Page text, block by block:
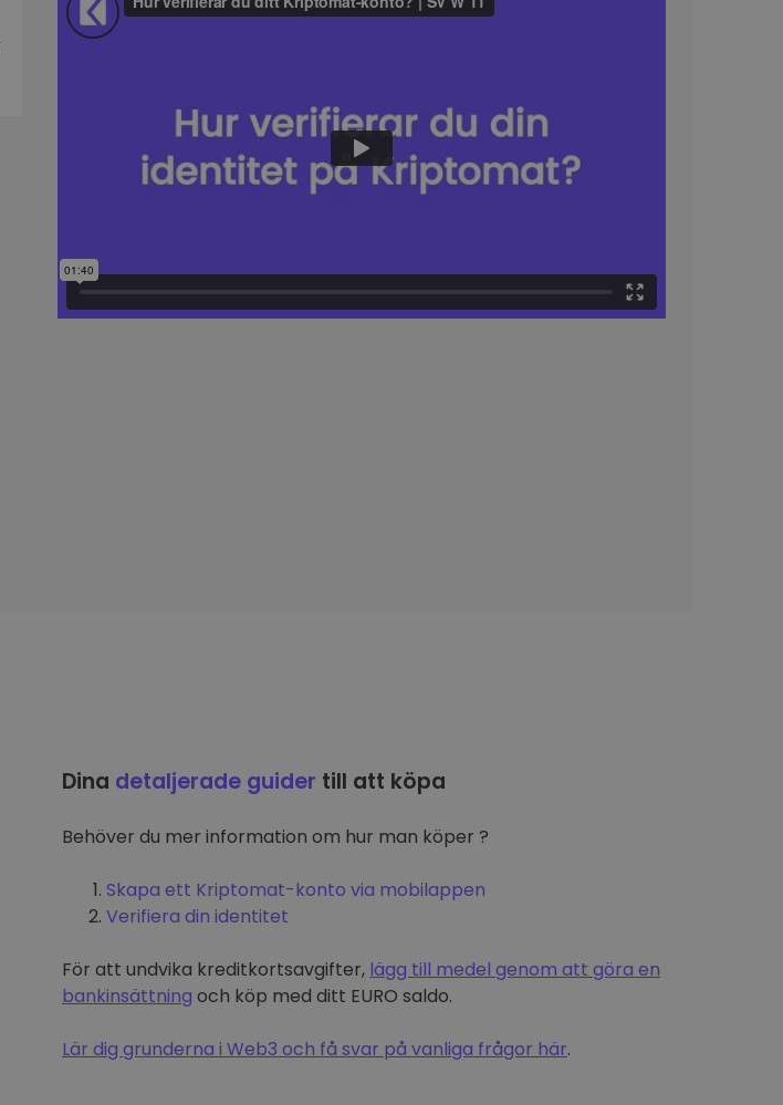
Dina detaljerade guider till att köpa
Behöver du mer information om hur man köper ?
Skapa ett Kriptomat-konto via mobilappen
Verifiera din identitet
För att undvika kreditkortsavgifter, lägg till medel genom att göra en
bankinsättning och köp med ditt EURO saldo.
Lär dig grunderna i Web3 och få svar på vanliga frågor här.